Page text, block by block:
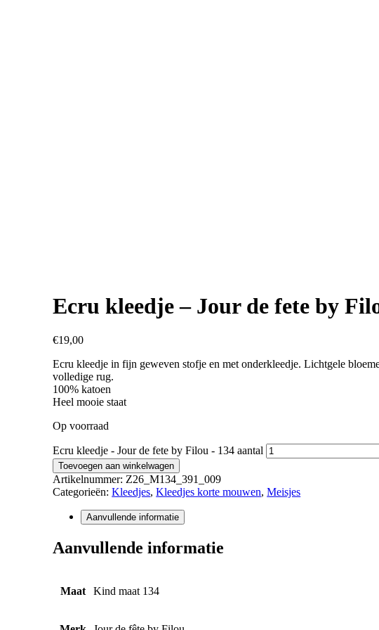
Ecru kleedje – Jour de fete by
€19,00
Ecru kleedje in fijn geweven stofje en met onderkleedje. Lichtgele
volledige rug.
100% katoen
Heel mooie staat
Op voorraad
Ecru kleedje - Jour de fete by Filou - 134 aantal
Toevoegen aan winkelwagen
Artikelnummer:Z26_M134_391_009
Categorieën:Kleedjes,Kleedjes korte mouwen,Meisjes
Aanvullende informatie
Aanvullende informatie
Maat Kind maat 134